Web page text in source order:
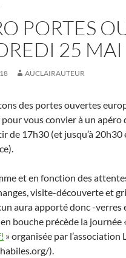
PORTES
25
AUCLAIRAUTEUR
des portes ouvertes
vous convier à un apéro
de 17h30 (et jusqu’à
et en fonction des
visite-découverte et
aura apporté donc -
bouche précède la journée
» organisée par l’association
).